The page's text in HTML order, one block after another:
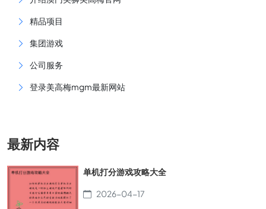
精品项目
集团游戏
公司服务
登录美高梅mgm最新网站
最新内容
单机打分游戏攻略大全
2026-04-17